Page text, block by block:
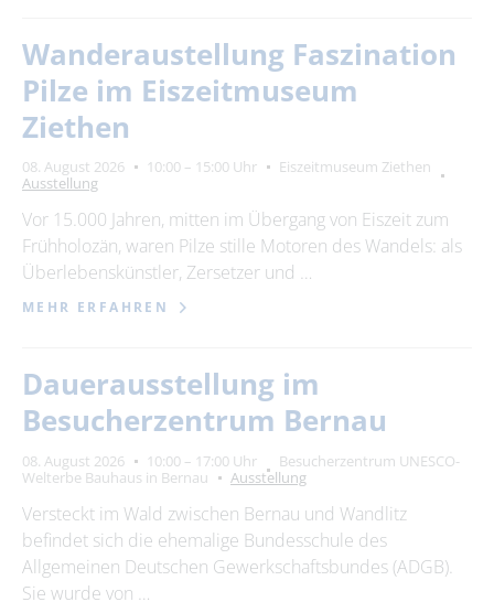
Wanderaustellung Faszination
Pilze im Eiszeitmuseum
Ziethen
08. August 2026 10:00 – 15:00 Uhr
Eiszeitmuseum Ziethen
Ausstellung
Vor 15.000 Jahren, mitten im Übergang von Eiszeit zum
Frühholozän, waren Pilze stille Motoren des Wandels: als
Überlebenskünstler, Zersetzer und …
MEHR ERFAHREN
Dauerausstellung im
Besucherzentrum Bernau
08. August 2026 10:00 – 17:00 Uhr
Besucherzentrum UNESCO-
Welterbe Bauhaus in Bernau
Ausstellung
Versteckt im Wald zwischen Bernau und Wandlitz
befindet sich die ehemalige Bundesschule des
Allgemeinen Deutschen Gewerkschaftsbundes (ADGB).
Sie wurde von …